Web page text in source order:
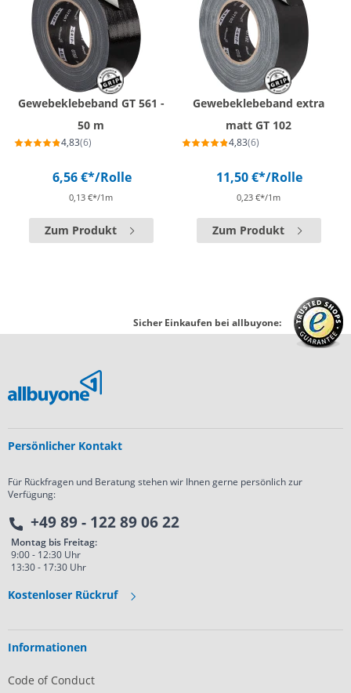
Gewebeklebeband GT 561 -
50 m
4,83(6)
6,56 €*/Rolle
0,13 €*/1m
Zum Produkt
Gewebeklebeband extra
matt GT 102
4,83(6)
11,50 €*/Rolle
0,23 €*/1m
Zum Produkt
Sicher Einkaufen bei allbuyone:
Persönlicher Kontakt
Für Rückfragen und Beratung stehen wir Ihnen gerne persönlich zur
Verfügung:
+49 89 - 122 89 06 22
Montag bis Freitag:
9:00 - 12:30 Uhr
13:30 - 17:30 Uhr
Kostenloser Rückruf
Informationen
Code of Conduct